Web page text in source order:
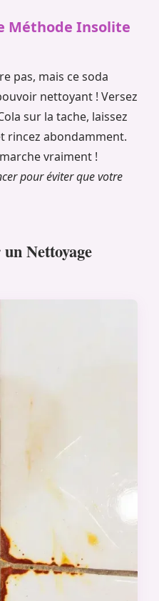
Méthode Insolite
pas, mais ce soda
nettoyant ! Versez
sur la tache, laissez
rincez abondamment.
vraiment !
pour éviter que votre
Nettoyage